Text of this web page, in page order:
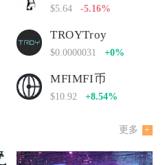
$5.64 -5.16%
TROYTroy
$0.0000031 +0%
MFIMFI币
$10.92 +8.54%
更多